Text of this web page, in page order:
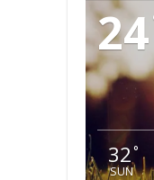
24
32°
SUN